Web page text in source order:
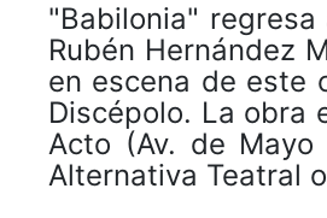
"Babilonia"
Rubén Hernández
en escena de este
Discépolo. La obra
Acto (Av. de
Alternativa Teatral